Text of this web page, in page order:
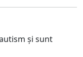
și sunt